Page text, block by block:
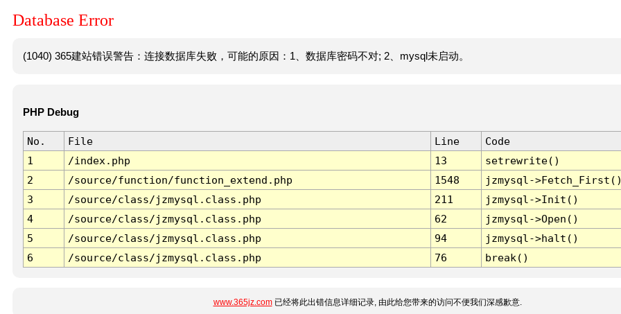
Database Error
(1040) 365建站错误警告：连接数据库失败，可能的原因：1、数据库密码不对; 2、mysql未启动。
PHP Debug
No. File Line
Code
1
/index.php 13
setrewrite()
2
/source/function/function_extend.php 1548
jzmysql-
3
/source/class/jzmysql.class.php 211
jzmysql->Init()
4
/source/class/jzmysql.class.php 62
jzmysql->Open()
5
/source/class/jzmysql.class.php 94
jzmysql->halt()
6
/source/class/jzmysql.class.php 76 break()
www.365jz.com已经将此出错信息详细记录, 由此给您带来的访问不便我们深感歉意.